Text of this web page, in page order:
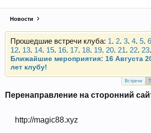
Новости
12.13.14.15.16.17.18.19.20.21.22.23
Ближайшие мероприятия: 16 Августа
лет клубу!
Внимание, новые участники нашего
Основное общение происходит в
Чип-тюнинг (прошивка)
Встречи
Перенаправление на сторонний
http://magic88.xyz